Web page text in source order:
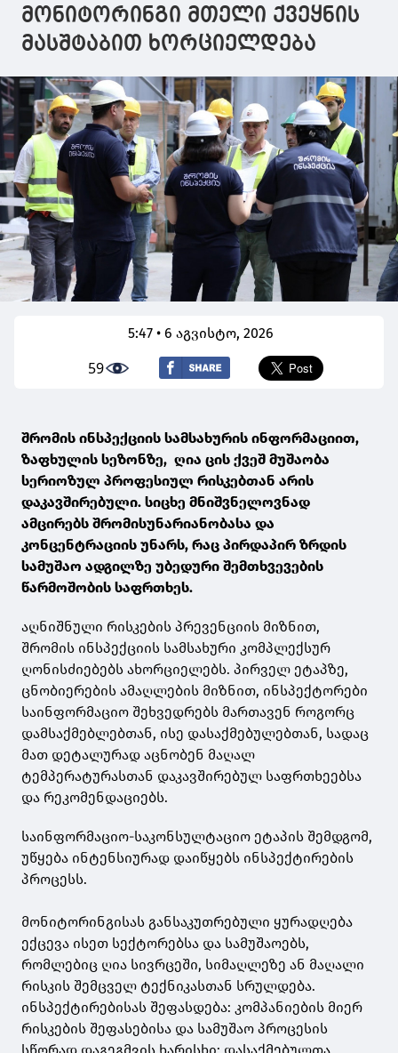
მონიტორინგი მთელი ქვეყნის
მასშტაბით ხორციელდება
5:47 • 6 აგვისტო, 2026
59
შრომის ინსპექციის სამსახურის ინფორმაციით,
ზაფხულის სეზონზე, ღია ცის ქვეშ მუშაობა
სერიოზულ პროფესიულ რისკებთან არის
დაკავშირებული. სიცხე მნიშვნელოვნად
ამცირებს შრომისუნარიანობასა და
კონცენტრაციის უნარს, რაც პირდაპირ ზრდის
სამუშაო ადგილზე უბედური შემთხვევების
წარმოშობის საფრთხეს.
აღნიშნული რისკების პრევენციის მიზნით,
შრომის ინსპექციის სამსახური კომპლექსურ
ღონისძიებებს ახორციელებს. პირველ ეტაპზე,
ცნობიერების ამაღლების მიზნით, ინსპექტორები
საინფორმაციო შეხვედრებს მართავენ როგორც
დამსაქმებლებთან, ისე დასაქმებულებთან, სადაც
მათ დეტალურად აცნობენ მაღალ
ტემპერატურასთან დაკავშირებულ საფრთხეებსა
და რეკომენდაციებს.
საინფორმაციო-საკონსულტაციო ეტაპის შემდგომ,
უწყება ინტენსიურად დაიწყებს ინსპექტირების
პროცესს.
მონიტორინგისას განსაკუთრებული ყურადღება
ექცევა ისეთ სექტორებსა და სამუშაოებს,
რომლებიც ღია სივრცეში, სიმაღლეზე ან მაღალი
რისკის შემცველ ტექნიკასთან სრულდება.
ინსპექტირებისას შეფასდება: კომპანიების მიერ
რისკების შეფასებისა და სამუშაო პროცესის